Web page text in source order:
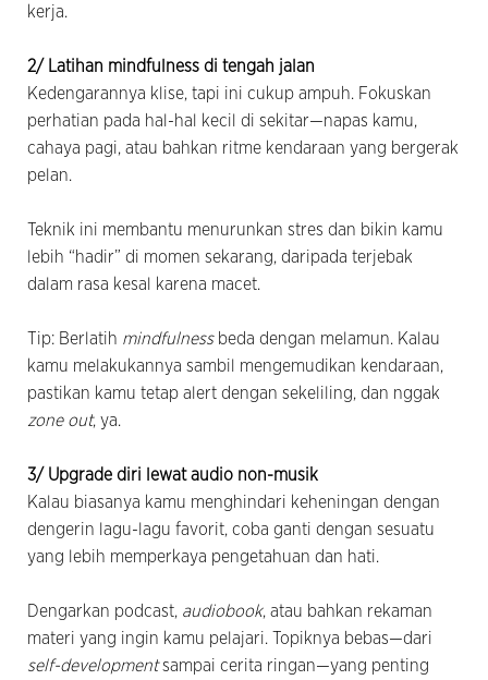
kerja.
2/ Latihan mindfulness di tengah jalan
Kedengarannya klise, tapi ini cukup ampuh. Fokuskan
perhatian pada hal-hal kecil di sekitar—napas kamu,
cahaya pagi, atau bahkan ritme kendaraan yang bergerak
pelan.
Teknik ini membantu menurunkan stres dan bikin kamu
lebih “hadir” di momen sekarang, daripada terjebak
dalam rasa kesal karena macet.
Tip: Berlatih mindfulness beda dengan melamun. Kalau
kamu melakukannya sambil mengemudikan kendaraan,
pastikan kamu tetap alert dengan sekeliling, dan nggak
zone out, ya.
3/ Upgrade diri lewat audio non-musik
Kalau biasanya kamu menghindari keheningan dengan
dengerin lagu-lagu favorit, coba ganti dengan sesuatu
yang lebih memperkaya pengetahuan dan hati.
Dengarkan podcast, audiobook, atau bahkan rekaman
materi yang ingin kamu pelajari. Topiknya bebas—dari
self-developmentsampai cerita ringan—yang penting